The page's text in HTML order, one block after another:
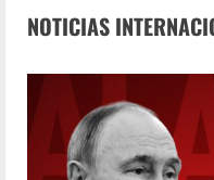
NOTICIAS